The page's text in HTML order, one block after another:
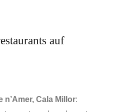
auf
n’Amer, Cala Millor: